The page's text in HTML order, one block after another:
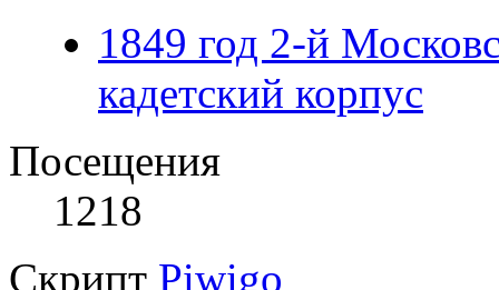
1849 год 2-й
кадетский корпус
Посещения
1218
Скрипт Piwigo